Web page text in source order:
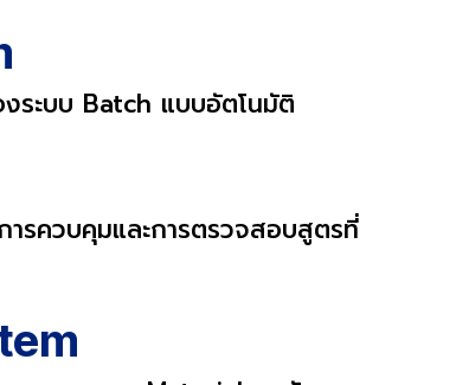
ระบบ Batch แบบอัตโนมัติ
ารควบคุมและการตรวจสอบสูตรที่